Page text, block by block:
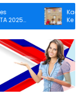
Kadis
Ke RSUD
Pelayanan